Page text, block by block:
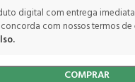
digital com entrega
com nossos termos
COMPRAR